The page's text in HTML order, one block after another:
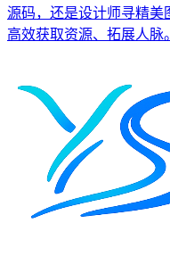
源码，还是设计师寻精美
高效获取资源、拓展人脉。